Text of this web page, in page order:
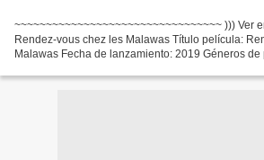
~~~~~~~~~~~~~~~~~~~~~~~~~~~~~~~~~ ))) Ver
Rendez-vous chez les Malawas Título película:
Malawas Fecha de lanzamiento: 2019 Géneros